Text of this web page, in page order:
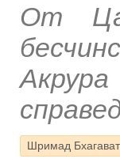
От
Шримад